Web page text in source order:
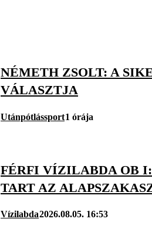
NÉMETH ZSOLT: A
VÁLASZTJA
Utánpótlássport1 órája
FÉRFI VÍZILABDA OB
TART AZ
Vízilabda2026.08.05. 16:53